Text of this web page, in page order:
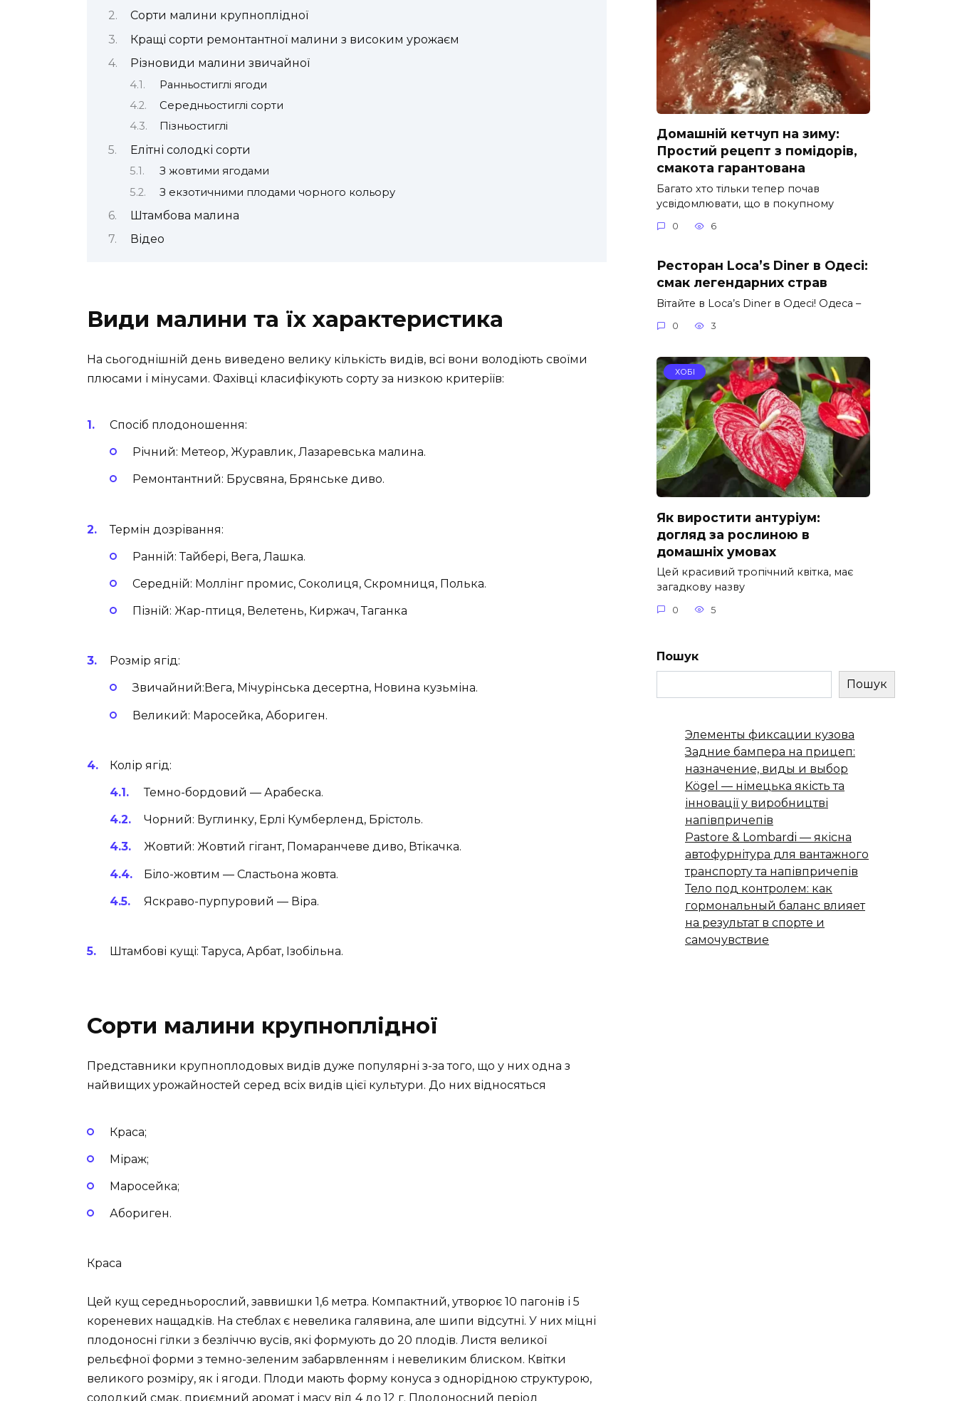
Сорти малини крупноплідної
Кращі сорти ремонтантної малини з високим урожаєм
Різновиди малини звичайної
Ранньостиглі ягоди
Середньостиглі сорти
Пізньостиглі
Елітні солодкі сорти
З жовтими ягодами
З екзотичними плодами чорного кольору
Штамбова малина
Відео
Види малини та їх характеристика
На сьогоднішній день виведено велику кількість видів, всі вони володіють своїми
плюсами і мінусами. Фахівці класифікують сорту за низкою критеріїв:
Спосіб плодоношення:
Річний: Метеор, Журавлик, Лазаревська малина.
Ремонтантний: Брусвяна, Брянське диво.
Термін дозрівання:
Ранній: Тайбері, Вега, Лашка.
Середній: Моллінг промис, Соколиця, Скромниця, Полька.
Пізній: Жар-птиця, Велетень, Киржач, Таганка
Розмір ягід:
Звичайний:Вега, Мічурінська десертна, Новина кузьміна.
Великий: Маросейка, Абориген.
Колір ягід:
Темно-бордовий — Арабеска.
Чорний: Вуглинку, Ерлі Кумберленд, Брістоль.
Жовтий: Жовтий гігант, Помаранчеве диво, Втікачка.
Біло-жовтим — Сластьона жовта.
Яскраво-пурпуровий — Віра.
Штамбові кущі: Таруса, Арбат, Ізобільна.
Сорти малини крупноплідної
Представники крупноплодовых видів дуже популярні з-за того, що у них одна з
найвищих урожайностей серед всіх видів цієї культури. До них відносяться
Краса;
Міраж;
Маросейка;
Абориген.
Краса
Цей кущ середньорослий, заввишки 1,6 метра. Компактний, утворює 10 пагонів і 5
кореневих нащадків. На стеблах є невелика галявина, але шипи відсутні. У них міцні
плодоносні гілки з безліччю вусів, які формують до 20 плодів. Листя великої
рельєфної форми з темно-зеленим забарвленням і невеликим блиском. Квітки
великого розміру, як і ягоди. Плоди мають форму конуса з однорідною структурою,
солодкий смак, приємний аромат і масу від 4 до 12 г. Плодоносний період
Домашній кетчуп на зиму:
Простий рецепт з помідорів,
смакота гарантована
Багато хто тільки тепер почав
усвідомлювати, що в покупному
0 6
Ресторан Loca’s Diner в Одесі:
смак легендарних страв
Вітайте в Loca’s Diner в Одесі! Одеса –
0 3
ХОБІ
Як виростити антуріум:
догляд за рослиною в
домашніх умовах
Цей красивий тропічний квітка, має
загадкову назву
0 5
Пошук
Пошук
Элементы фиксации кузова
Задние бампера на прицеп:
назначение, виды и выбор
Kögel — німецька якість та
інновації у виробництві
напівпричепів
Pastore & Lombardi — якісна
автофурнітура для вантажного
транспорту та напівпричепів
Тело под контролем: как
гормональный баланс влияет
на результат в спорте и
самочувствие